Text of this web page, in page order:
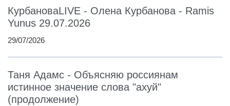
КурбановаLIVE - Олена Курбанова - Ramis
Yunus 29.07.2026
29/07/2026
Таня Адамс - Объясняю россиянам
истинное значение слова "ахуй"
(продолжение)